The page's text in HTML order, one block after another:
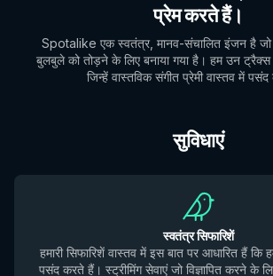
प्रेम करते हैं।
Spotalike एक स्वतंत्र, मानव-संचालित इंजन है जो
बुलबुले को तोड़ने के लिए बनाया गया है। हम उन ट्रैक्स
जिन्हें वास्तविक संगीत प्रेमी वास्तव में
सुविधाएं
स्वतंत्र सिफारिशें
हमारी सिफारिशें वास्तव में इस बात पर आधारित हैं कि
पसंद करते हैं। स्ट्रीमिंग सेवाएं जो विज्ञापित करने के